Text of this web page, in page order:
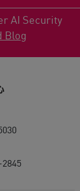
AI Security
Blog